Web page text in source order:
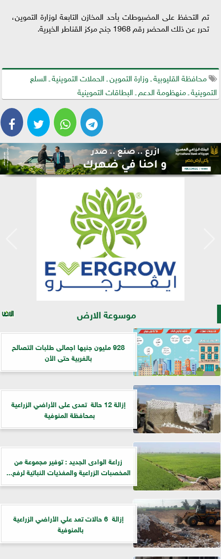
تم التحفظ على المضبوطات بأحد المخازن التابعة لوزارة التموين،
تحرر عن ذلك المحضر رقم 1968 جنح مركز القناطر الخيرية.
محافظة القليوبية ـ وزارة التموين ـ الحملات التموينية ـ السلع
التموينية ـ منهظومة الدعم ـ البطاقات التموينية
موسوعة الارض
928 مليون جنيها اجمالى طلبات التصالح
بالغربية حتى الأن
إزالة 12 حالة تعدى على الأراضي الزراعية
بمحافظة المنوفية
زراعة الوادى الجديد : توفير مجموعة من
المخصبات الزراعية والمغذيات النباتية لرفع...
إزالة 6 حالات تعد علي الأراضي الزراعية
بالمنوفية